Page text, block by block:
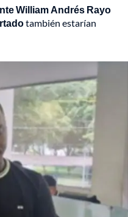
William Andrés Rayo
también estarían